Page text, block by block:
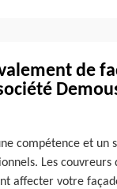
de
compétence et un
Les couvreurs
affecter votre